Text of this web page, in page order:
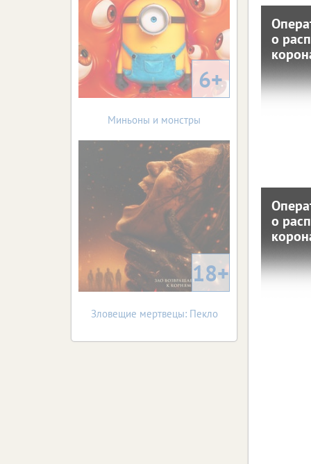
ЦФО
о
о
7 октября
ЦФО
о
о
5 октября
6+
Миньоны и монстры
18+
Зловещие мертвецы: Пекло